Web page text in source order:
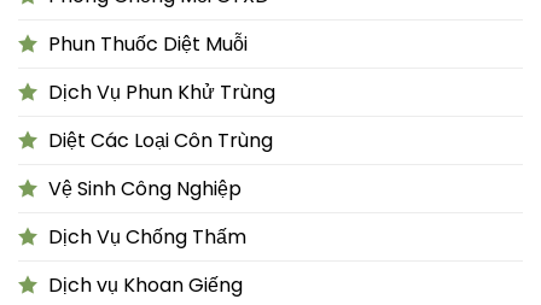
Phun Thuốc Diệt Muỗi
Dịch Vụ Phun Khử Trùng
Diệt Các Loại Côn Trùng
Vệ Sinh Công Nghiệp
Dịch Vụ Chống Thấm
Dịch vụ Khoan Giếng